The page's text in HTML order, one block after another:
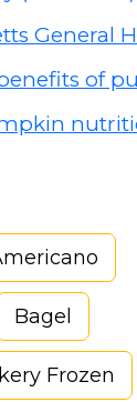
General
of
Bagel
Frozen